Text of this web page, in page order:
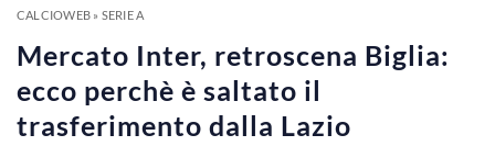
CALCIOWEB» SERIE A
Mercato Inter, retroscena Biglia:
ecco perchè è saltato il
trasferimento dalla Lazio